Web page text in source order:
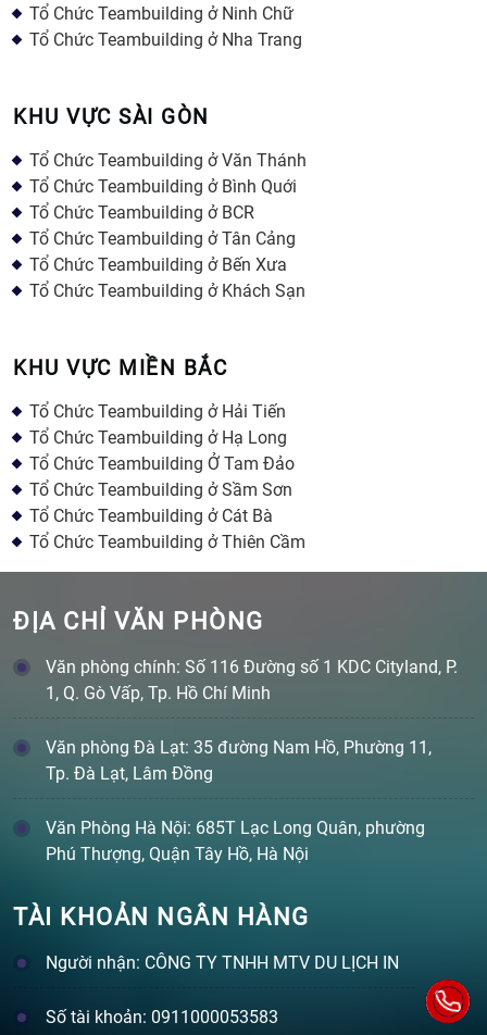
Tổ Chức Teambuilding ở Ninh Chữ
Tổ Chức Teambuilding ở Nha Trang
KHU VỰC SÀI GÒN
Tổ Chức Teambuilding ở Văn Thánh
Tổ Chức Teambuilding ở Bình Quới
Tổ Chức Teambuilding ở BCR
Tổ Chức Teambuilding ở Tân Cảng
Tổ Chức Teambuilding ở Bến Xưa
Tổ Chức Teambuilding ở Khách Sạn
KHU VỰC MIỀN BẮC
Tổ Chức Teambuilding ở Hải Tiến
Tổ Chức Teambuilding ở Hạ Long
Tổ Chức Teambuilding Ở Tam Đảo
Tổ Chức Teambuilding ở Sầm Sơn
Tổ Chức Teambuilding ở Cát Bà
Tổ Chức Teambuilding ở Thiên Cầm
ĐỊA CHỈ VĂN PHÒNG
Văn phòng chính: Số 116 Đường số 1 KDC Cityland, P.
1, Q. Gò Vấp, Tp. Hồ Chí Minh
Văn phòng Đà Lạt: 35 đường Nam Hồ, Phường 11,
Tp. Đà Lạt, Lâm Đồng
Văn Phòng Hà Nội: 685T Lạc Long Quân, phường
Phú Thượng, Quận Tây Hồ, Hà Nội
TÀI KHOẢN NGÂN HÀNG
Người nhận: CÔNG TY TNHH MTV DU LỊCH IN
Số tài khoản: 0911000053583